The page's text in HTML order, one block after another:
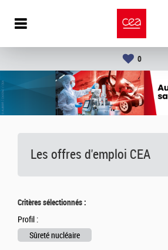
0
Les offres d'emploi CEA
Critères sélectionnés :
Profil :
Sûreté nucléaire